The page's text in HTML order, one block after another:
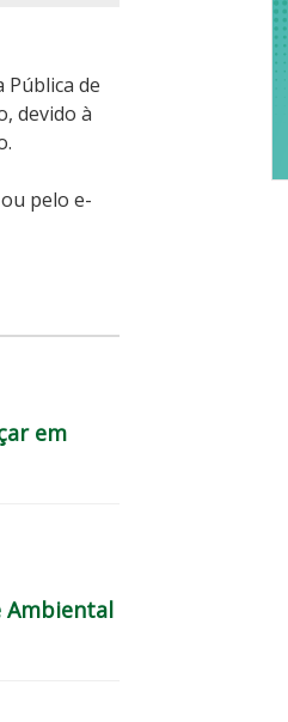
de
devido à
pelo e-
em
Ambiental